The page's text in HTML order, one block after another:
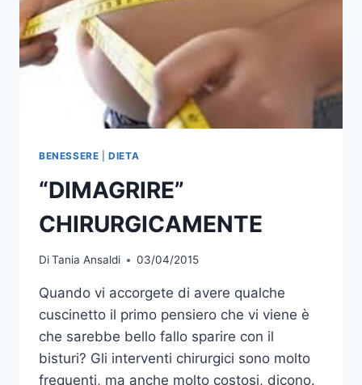
BENESSERE |DIETA
“DIMAGRIRE”
CHIRURGICAMENTE
DiTania Ansaldi 03/04/2015
Quando vi accorgete di avere qualche
cuscinetto il primo pensiero che vi viene è
che sarebbe bello fallo sparire con il
bisturi? Gli interventi chirurgici sono molto
frequenti, ma anche molto costosi, dicono.